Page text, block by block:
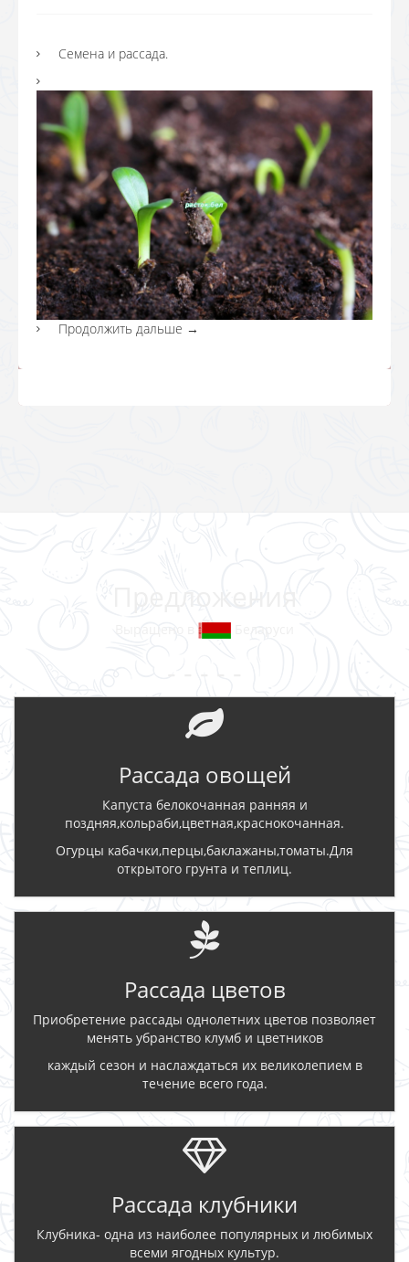
Семена и рассада.
Продолжить дальше →
Рассада овощей
Капуста белокочанная ранняя и
поздняя,кольраби,цветная,краснокочанная.
Огурцы кабачки,перцы,баклажаны,томаты.Для
открытого грунта и теплиц.
Рассада цветов
Приобретение рассады однолетних цветов позволяет
менять убранство клумб и цветников
каждый сезон и наслаждаться их великолепием в
течение всего года.
Рассада клубники
Клубника- одна из наиболее популярных и любимых
всеми ягодных культур.